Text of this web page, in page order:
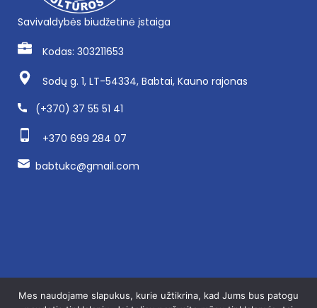
Savivaldybės biudžetinė įstaiga
Kodas: 303211653
Sodų g. 1, LT-54334, Babtai, Kauno rajonas
(+370) 37 55 51 41
+370 699 284 07
babtukc@gmail.com
Mes naudojame slapukus, kurie užtikrina, kad Jums bus patogu